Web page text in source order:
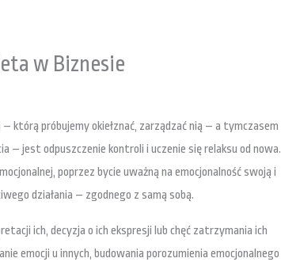
w Biznesie
którą próbujemy okiełznać, zarządzać nią – a tymczasem
– jest odpuszczenie kontroli i uczenie się relaksu od nowa.
poprzez bycie uważną na emocjonalność swoją i
działania – zgodnego z samą sobą.
ich, decyzja o ich ekspresji lub chęć zatrzymania ich
emocji u innych, budowania porozumienia emocjonalnego